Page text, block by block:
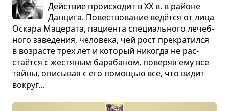
Действие про­ис­хо­дит в XX в. в рай­оне
Дан­цига. Повест­во­ва­ние ведётся от лица
Оскара Маце­рата, паци­ента спе­ци­аль­ного лечеб­
ного заве­де­ния, чело­века, чей рост пре­кра­тился
в воз­ра­сте трёх лет и кото­рый нико­гда не рас­
стаётся с жестя­ным бара­ба­ном, пове­ряя ему все
тайны, опи­сы­вая с его помо­щью все, что видит
вокруг...